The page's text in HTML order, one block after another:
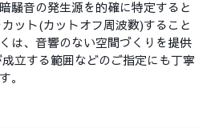
281-5361
騒音の発生源を的確に特定すると
ット(カットオフ周波数)すること
は、音響のない空間づくりを提供
立する範囲などのご指定にも丁寧
。